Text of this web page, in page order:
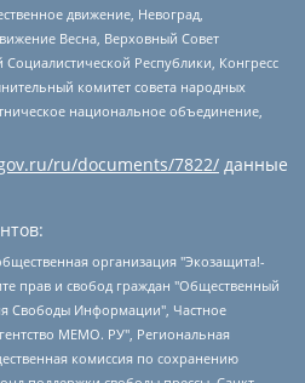
движение, Невоград,
Весна, Верховный Совет
Республики, Конгресс
комитет совета народных
национальное объединение,
ru/documents/7822/ данные
с ограниченной ответственностью "Главный редактор 2021", Общество с ограниченной ответственностью "Ромашки монолит", Важенков Артем Валерьевич, Ивановская областная общественная организация "Центр гендерных исследований", Гурман Юрий Альбертович, Медиапроект "ОВД-Инфо", Егоров Владимир Владимирович, Жилинский Владимир Александрович, Общество с ограниченной ответственностью "ЗП", Иванова София Юрьевна, Карезина Инна Павловна, Кильтау Екатерина Викторовна, Петров Алексей Викторович, Пискунов Сергей Евгеньевич, Смирнов Сергей Сергеевич, Тихонов Михаил Сергеевич, Общество с ограниченной ответственностью "ЖУРНАЛИСТ-ИНОСТРАННЫЙ АГЕНТ", Арапова Галина Юрьевна, Вольтская Татьяна Анатольевна, Американская компания "Mason G.E.S. Anonymous Foundation" (США), являющаяся владельцем интернет-издания https://mnews.world/, Компания "Stichting Bellingcat", зарегистрированная в Нидерландах (дата регистрации 11.07.2018), Захаров Андрей Вячеславович, Клепиковская Екатерина Дмитриевна, Общество с ограниченной ответственностью "МЕМО", Перл Роман Александрович, Симонов Евгений Алексеевич, Соловьева Елена Анатольевна, Сотников Даниил Владимирович, Сурначева Елизавета Дмитриевна, Автономная некоммерческая организация по защите прав человека и информированию населения "Якутия – Наше Мнение", Общество с ограниченной ответственностью "Москоу диджитал медиа", с 26.01.2023 Общество с ограниченной ответственностью "Чайка Белые сады", Ветошкина Валерия Валерьевна, Заговора Максим Александрович, Межрегиональное общественное движение "Российская ЛГБТ - сеть", Оленичев Максим Владимирович, Павлов Иван Юрьевич, Скворцова Елена Сергеевна, Общество с ограниченной ответственностью "Как бы инагент", Кочетков Игорь Викторович, Общество с ограниченной ответственностью "Честные выборы", Еланчик Олег Александрович, Общество с ограниченной ответственностью "Нобелевский призыв", Гималова Регина Эмилевна, Григорьев Андрей Валерьевич, Григорьева Алина Александровна, Ассоциация по содействию защите прав призывников, альтернативнослужащих и военнослужащих "Правозащитная группа "Гражданин.Армия.Право", Хисамова Регина Фаритовна, Автономная некоммерческая организация по реализации социально-правовых программ "Лилит", Дальневосточное общественное движение "Маяк", Санкт-Петербургская ЛГБТ-инициативная группа "Выход", Инициативная группа ЛГБТ+ "Реверс", Алексеев Андрей Викторович, Бекбулатова Таисия Львовна, Беляев Иван Михайлович, Владыкина Елена Сергеевна, Гельман Марат Александрович, Никульшина Вероника Юрьевна, Толоконникова Надежда Андреевна, Шендерович Виктор Анатольевич, Общество с ограниченной ответственностью "Данное сообщение", Общество с ограниченной ответственностью Издательский дом "Новая глава", Айнбиндер Александра Александровна, Московский комьюнити-центр для ЛГБТ+инициатив, Благотворительный фонд развития филантропии, Deutsche Welle (Германия, Kurt-Schumacher-Strasse 3, 53113 Bonn), Борзунова Мария Михайловна, Воробьев Виктор Викторович, Голубева Анна Львовна, Константинова Алла Михайловна, Малкова Ирина Владимировна, Мурадов Мурад Абдулгалимович, Осетинская Елизавета Николаевна, Понасенков Евгений Николаевич, Ганапольский Матвей Юрьевич, Киселев Евгений Алексеевич, Борухович Ирина Григорьевна, Дремин Иван Тимофеевич, Дубровский Дмитрий Викторович, Красноярская региональная общественная организация поддержки и развития альтернативных образовательных технологий и межкультурных коммуникаций "ИНТЕРРА", Маяковская Екатерина Алексеевна, Фейгин Марк Захарович, Филимонов Андрей Викторович, Дзугкоева Регина Николаевна, Доброхотов Роман Александрович, Дудь Юрий Александрович, Елкин Сергей Владимирович, Кругликов Кирилл Игоревич, Сабунаева Мария Леонидовна, Семенов Алексей Владимирович, Шаинян Карен Багратович, Шульман Екатерина Михайловна, Асафьев Артур Валерьевич, Вахштайн Виктор Семенович, Венедиктов Алексей Алексеевич, Лушникова Екатерина Евгеньевна, Волков Леонид Михайлович, Невзоров Александр Глебович, Пархоменко Сергей Борисович, Сироткин Ярослав Николаевич, Кара-Мурза Владимир Владимирович, Баранова Наталья Владимировна, Гозман Леонид Яковлевич, Кагарлицкий Борис Юльевич, Климарев Михаил Валерьевич, Милов Владимир Станиславович, Автономная некоммерческая организация Краснодарский центр современного искусства "Типография", Моргенштерн Алишер Тагирович, Соболь Любовь Эдуардовна, Общество с ограниченной ответственностью "ЛИЗА НОРМ", Каспаров Гарри Кимович, Ходорковский Михаил Борисович, Общество с ограниченной ответственностью "Апрельские тезисы", Данилович Ирина Брониславовна, Кашин Олег Владимирович, Петров Николай Владимирович, Пивоваров Алексей Владимирович, Соколов Михаил Владимирович, Цветкова Юлия Владимировна, Чичваркин Евгений Александрович, Комитет против пыток/Команда против пыток, Общество с ограниченной ответственностью "Первый научный", Общество с ограниченной ответственностью "Вертолет и ко", Белоцерковская Вероника Борисовна, Кац Максим Евгеньевич, Лазарева Татьяна Юрьевна, Шаведдинов Руслан Табризович, Яшин Илья Валерьевич, Общество с ограниченной ответственностью "Иноагент ААВ", Алешковский Дмитрий Петрович, Альбац Евгения Марковна, Быков Дмитрий Львович, Галямина Юлия Евгеньевна, Лойко Сергей Леонидович, Мартынов Кирилл Константинович, Медведев Сергей Александрович, Крашенинников Федор Геннадиевич, Гордеева Катерина Вл